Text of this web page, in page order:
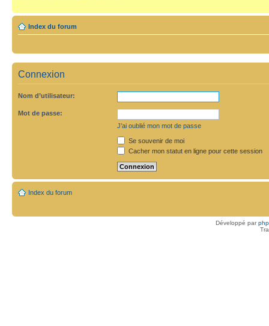
Index du forum
Connexion
Nom d’utilisateur:
Mot de passe:
J’ai oublié mon mot de passe
Se souvenir de moi
Cacher mon statut en ligne pour cette session
Index du forum
Développé par